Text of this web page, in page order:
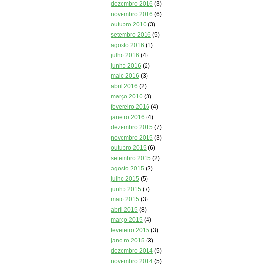
dezembro 2016 (3)
novembro 2016 (6)
outubro 2016 (3)
setembro 2016 (5)
agosto 2016 (1)
julho 2016 (4)
junho 2016 (2)
maio 2016 (3)
abril 2016 (2)
março 2016 (3)
fevereiro 2016 (4)
janeiro 2016 (4)
dezembro 2015 (7)
novembro 2015 (3)
outubro 2015 (6)
setembro 2015 (2)
agosto 2015 (2)
julho 2015 (5)
junho 2015 (7)
maio 2015 (3)
abril 2015 (8)
março 2015 (4)
fevereiro 2015 (3)
janeiro 2015 (3)
dezembro 2014 (5)
novembro 2014 (5)